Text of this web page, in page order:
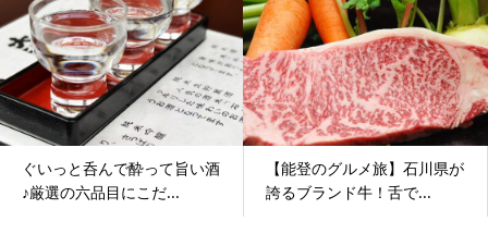
ぐいっと呑んで酔って旨い酒
♪厳選の六品目にこだ...
【能登のグルメ旅】石川県が
誇るブランド牛！舌で...